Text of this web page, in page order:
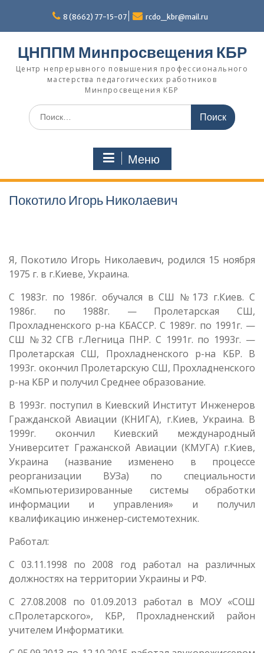
содержимому
8 (8662) 77-15-07 rcdo_kbr@mail.ru
ЦНППМ Минпросвещения КБР
Центр непрерывного повышения профессионального
мастерства педагогических работников
Минпросвещения КБР
Искать:
Меню
Покотило Игорь Николаевич
Я, Покотило Игорь Николаевич, родился 15 ноября
1975 г. в г.Киеве, Украина.
С 1983г. по 1986г. обучался в СШ №173 г.Киев. С
1986г. по 1988г. — Пролетарская СШ,
Прохладненского р-на КБАССР. С 1989г. по 1991г. —
СШ №32 СГВ г.Легница ПНР. С 1991г. по 1993г. —
Пролетарская СШ, Прохладненского р-на КБР. В
1993г. окончил Пролетарскую СШ, Прохладненского
р-на КБР и получил Среднее образование.
В 1993г. поступил в Киевский Институт Инженеров
Гражданской Авиации (КНИГА), г.Киев, Украина. В
1999г. окончил Киевский международный
Университет Гражанской Авиации (КМУГА) г.Киев,
Украина (название изменено в процессе
реорганизации ВУЗа) по специальности
«Компьютеризированные системы обработки
информации и управления» и получил
квалификацию инженер-системотехник.
Работал:
С 03.11.1998 по 2008 год работал на различных
должностях на территории Украины и РФ.
С 27.08.2008 по 01.09.2013 работал в МОУ «СОШ
с.Пролетарского», КБР, Прохладненский район
учителем Информатики.